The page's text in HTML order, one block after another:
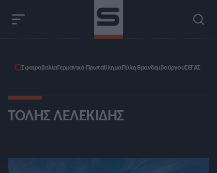
ΣφαιροβολίαΓερμανικό ΠρωτάθλημαΠύλη ΒρανδεμβούργουΣΕΓΑΣ
ΤΌΛΗΣ ΛΕΛΕΚΊΔΗΣ